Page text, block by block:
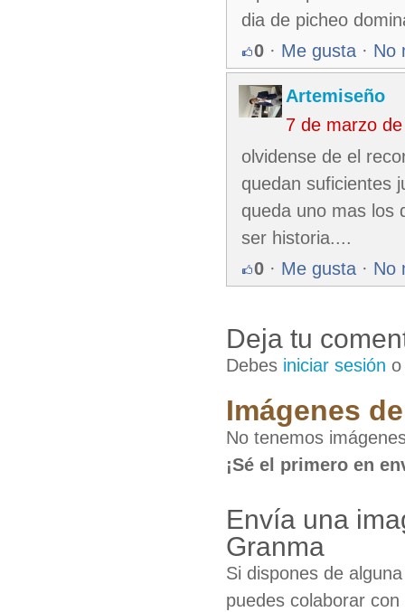
dia de picheo
0 · Me gusta · No
Artemiseño
7 de marzo
olvidense de el
quedan suficientes
queda uno mas los
ser historia....
0 · Me gusta · No
Deja tu
Debes iniciar sesión
Imágenes
No tenemos
¡Sé el primero en
Envía una
Granma
Si dispones de
puedes colaborar